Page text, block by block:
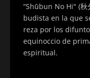
“Shūbun No Hi" (
budista en la que
reza por los
equinoccio de
espiritual.